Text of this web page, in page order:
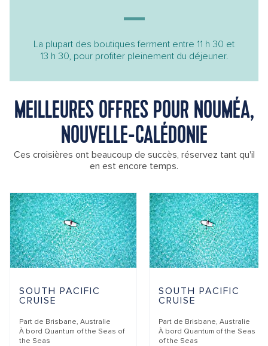
La plupart des boutiques ferment entre 11 h 30 et
13 h 30, pour profiter pleinement du déjeuner.
MEILLEURES OFFRES POUR NOUMÉA,
NOUVELLE-CALÉDONIE
Ces croisières ont beaucoup de succès, réservez tant qu'il
en est encore temps.
SOUTH PACIFIC
CRUISE
Part de Brisbane, Australie
À bord Quantum of the Seas of
the Seas
SOUTH PACIFIC
CRUISE
Part de Brisbane, Australie
À bord Quantum of the Seas
of the Seas